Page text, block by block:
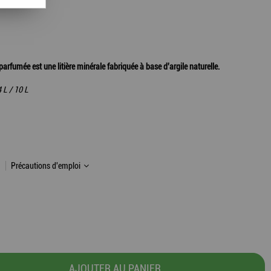
est une litière minérale fabriquée à base d'argile naturelle.
L / 10 L
Précautions d'emploi
AJOUTER AU PANIER